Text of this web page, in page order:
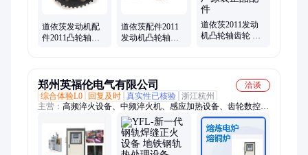
道依茨发动机配
件2011凸轮轴齿
道依茨配件2011
发动机凸轮轴齿
道依茨2011发动
机凸轮轴齿轮 工
郑州英福伦电气有限公司
洽谈
综合体验L0
回复及时 真实性已核验 浙江杭州
主营： 高频淬火设备、中频淬火机、感应加热设备、齿轮数控淬
火机床、机床导轨淬火设备、钢带烤蓝设备、数控淬火机床、高
频焊接设备、超高频电炉